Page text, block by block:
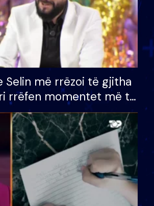
Selin më rrëzoi të gjitha
rrëfen momentet më të
e BB VIP: Do më
e mëngjesit kur…